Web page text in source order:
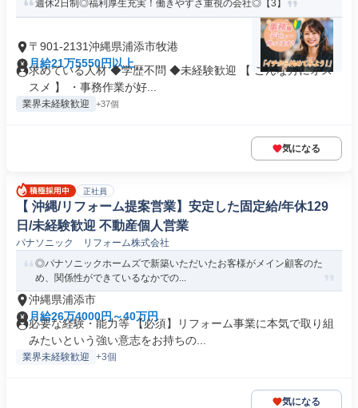
週休2日制◎福利厚生充実！働きやすさ重視の会社◎【3】
〒901-2131沖縄県浦添市牧港
月給21万5550円以上
求めている人材 ◆学歴不問 ◆未経験歓迎 【 こんな方にオス
スメ 】 ・事務作業が好...
業界未経験歓迎 +37個
気になる
正社員
【 沖縄/リフォーム提案営業】安定した固定給/年休129
日/未経験歓迎 不動産個人営業
パナソニック リフォーム株式会社
◎パナソニックホームズで新築いただいたお客様がメイン顧客のた
め、関係性ができているなかでの...
沖縄県浦添市
月給26万4000円～40万円
必要な経験・能力等 【必須】リフォーム事業に本気で取り組
みたいという強い意志をお持ちの...
業界未経験歓迎 +3個
気になる